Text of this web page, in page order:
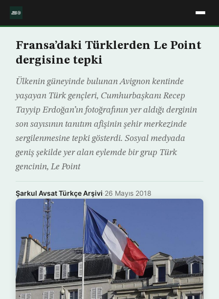
Fransa’daki Türklerden Le Point
dergisine tepki
Ülkenin güneyinde bulunan Avignon kentinde
yaşayan Türk gençleri, Cumhurbaşkanı Recep
Tayyip Erdoğan’ın fotoğrafının yer aldığı derginin
son sayısının tanıtım afişinin şehir merkezinde
sergilenmesine tepki gösterdi. Sosyal medyada
geniş şekilde yer alan eylemde bir grup Türk
gencinin, Le Point
Şarkul Avsat Türkçe Arşivi·26 Mayıs 2018